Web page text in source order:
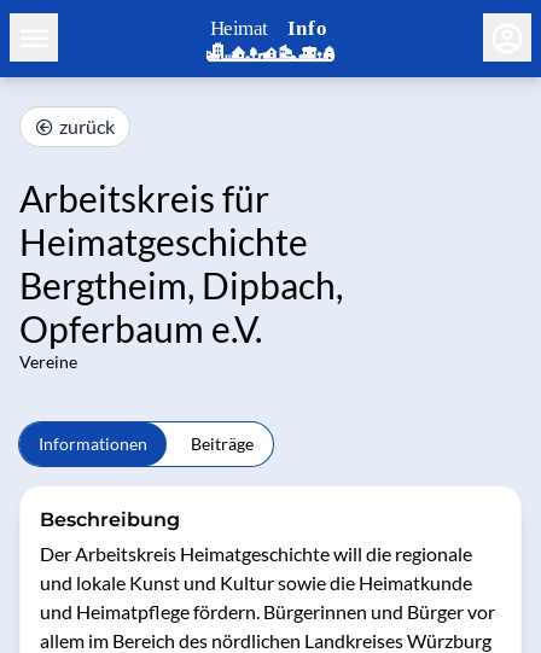
zurück
Arbeitskreis für
Heimatgeschichte
Bergtheim, Dipbach,
Opferbaum e.V.
Vereine
Informationen Beiträge
Beschreibung
Der Arbeitskreis Heimatgeschichte will die regionale
und lokale Kunst und Kultur sowie die Heimatkunde
und Heimatpflege fördern. Bürgerinnen und Bürger vor
allem im Bereich des nördlichen Landkreises Würzburg